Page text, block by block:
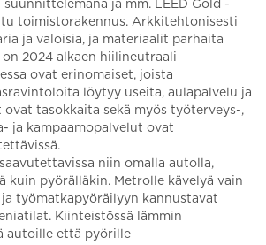
ja mm. LEED Gold -
toimistorakennus. Arkkitehtonisesti
ja valoisia, ja materiaalit parhaita
on 2024 alkaen hiilineutraali
ovat erinomaiset, joista
löytyy useita, aulapalvelu ja
tasokkaita sekä myös työterveys-,
ja kampaamopalvelut ovat
niin omalla autolla,
kuin pyörälläkin. Metrolle kävelyä vain
työmatkapyöräilyyn kannustavat
Kiinteistössä lämmin
autoille että pyörille